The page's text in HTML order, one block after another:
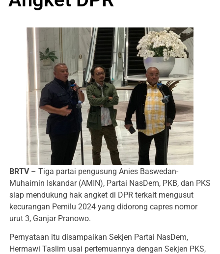
BRTV – Tiga partai pengusung Anies Baswedan-
Muhaimin Iskandar (AMIN), Partai NasDem, PKB, dan PKS
siap mendukung hak angket di DPR terkait mengusut
kecurangan Pemilu 2024 yang didorong capres nomor
urut 3, Ganjar Pranowo.
Pernyataan itu disampaikan Sekjen Partai NasDem,
Hermawi Taslim usai pertemuannya dengan Sekjen PKS,